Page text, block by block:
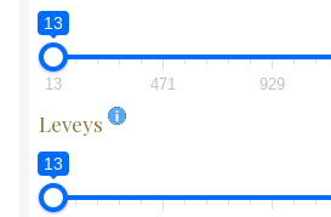
13
13 471 929
Leveys
13